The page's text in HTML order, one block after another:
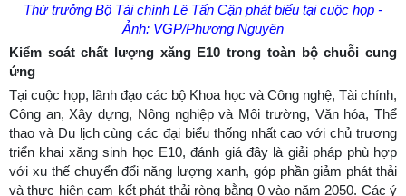
Thứ trưởng Bộ Tài chính Lê Tấn Cận phát biểu tại cuộc họp -
Ảnh: VGP/Phương Nguyên
Kiểm soát chất lượng xăng E10 trong toàn bộ chuỗi cung
ứng
Tại cuộc họp, lãnh đạo các bộ Khoa học và Công nghệ, Tài chính,
Công an, Xây dựng, Nông nghiệp và Môi trường, Văn hóa, Thể
thao và Du lịch cùng các đại biểu thống nhất cao với chủ trương
triển khai xăng sinh học E10, đánh giá đây là giải pháp phù hợp
với xu thế chuyển đổi năng lượng xanh, góp phần giảm phát thải
và thực hiện cam kết phát thải ròng bằng 0 vào năm 2050. Các ý